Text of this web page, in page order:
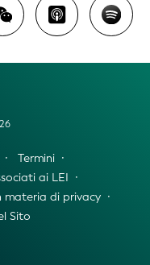
Termini
ai LEI
materia di privacy
Sito